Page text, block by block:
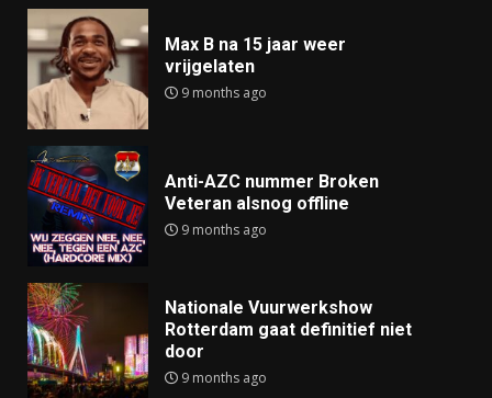
Max B na 15 jaar weer
vrijgelaten
9 months ago
Anti-AZC nummer Broken
Veteran alsnog offline
9 months ago
Nationale Vuurwerkshow
Rotterdam gaat definitief niet
door
9 months ago